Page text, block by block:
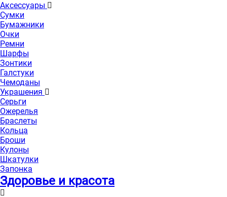
Аксессуары
Сумки
Бумажники
Очки
Ремни
Шарфы
Зонтики
Галстуки
Чемоданы
Украшения
Серьги
Ожерелья
Браслеты
Кольца
Броши
Кулоны
Шкатулки
Запонка
Здоровье и красота